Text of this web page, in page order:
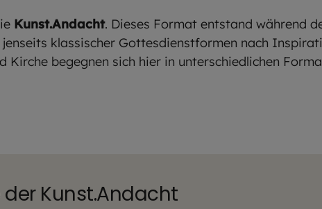
Kunst.Andacht. Dieses Format entstand während
klassischer Gottesdienstformen nach
Kirche begegnen sich hier in unterschiedlichen
der Kunst.Andacht